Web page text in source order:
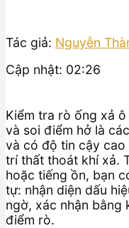
Tác giả: Nguyễn
Cập nhật: 02:26
Kiểm tra rò ống xả
và soi điểm hở là
và có độ tin cậy
trí thất thoát khí xả.
hoặc tiếng ồn, bạn
tự: nhận diện dấu
ngờ, xác nhận bằng
điểm rò.